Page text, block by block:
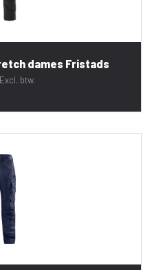
dames Fristads
Excl. btw.